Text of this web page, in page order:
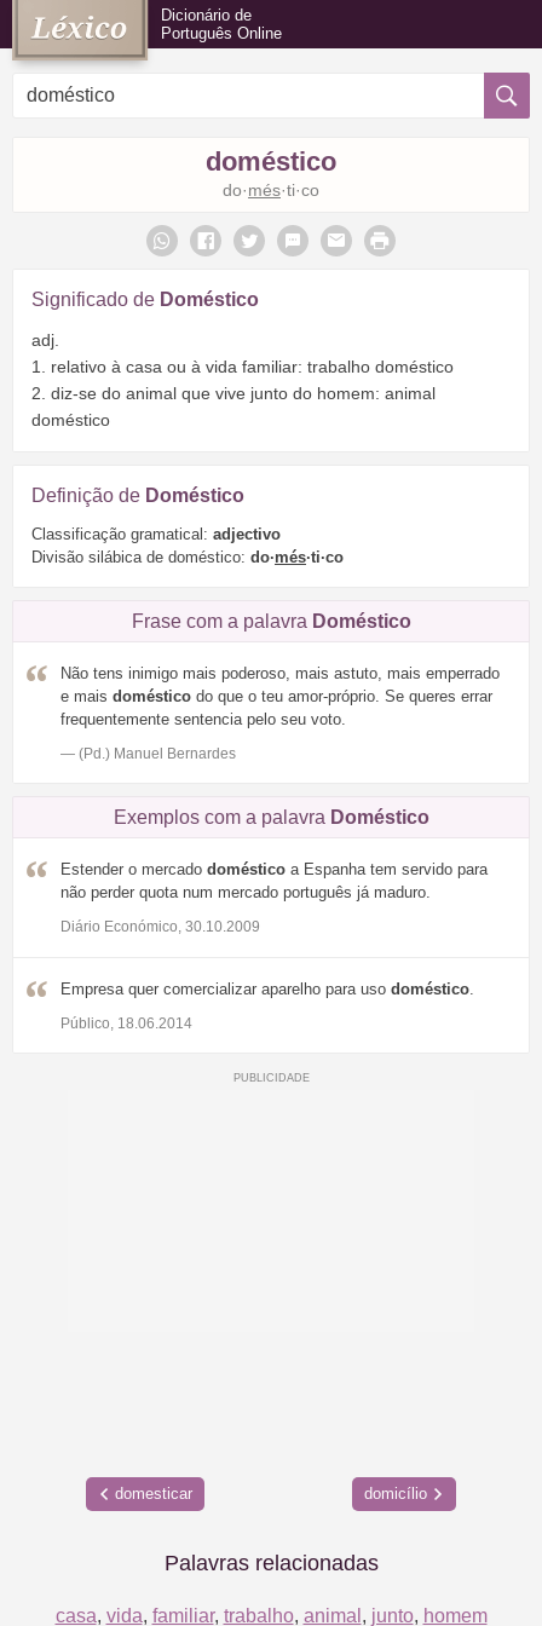
Dicionário de
Português Online
doméstico
do·més·ti·co
Significado de Doméstico
adj.
1. relativo à casa ou à vida familiar: trabalho doméstico
2. diz-se do animal que vive junto do homem: animal
doméstico
Definição de Doméstico
Classificação gramatical: adjectivo
Divisão silábica de doméstico: do·més·ti·co
Frase com a palavra Doméstico
Não tens inimigo mais poderoso, mais astuto, mais emperrado
e mais doméstico do que o teu amor-próprio. Se queres errar
frequentemente sentencia pelo seu voto.
— (Pd.) Manuel Bernardes
Exemplos com a palavra Doméstico
Estender o mercado doméstico a Espanha tem servido para
não perder quota num mercado português já maduro.
Diário Económico, 30.10.2009
Empresa quer comercializar aparelho para uso doméstico
Público, 18.06.2014
domesticar domicílio
Palavras relacionadas
casa, vida, familiar, trabalho, animal , junto, homem